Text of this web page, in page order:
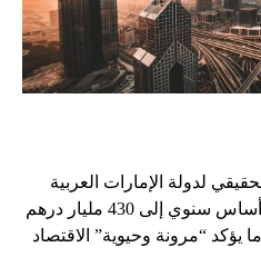
لدولة الإمارات العربية
المتحدة نمواً بنسبة 3.4% على أساس سنوي إلى 430 مليار درهم
الأول من عام 2024، ما يؤكد “مرونة وحيوية” الاقتصاد